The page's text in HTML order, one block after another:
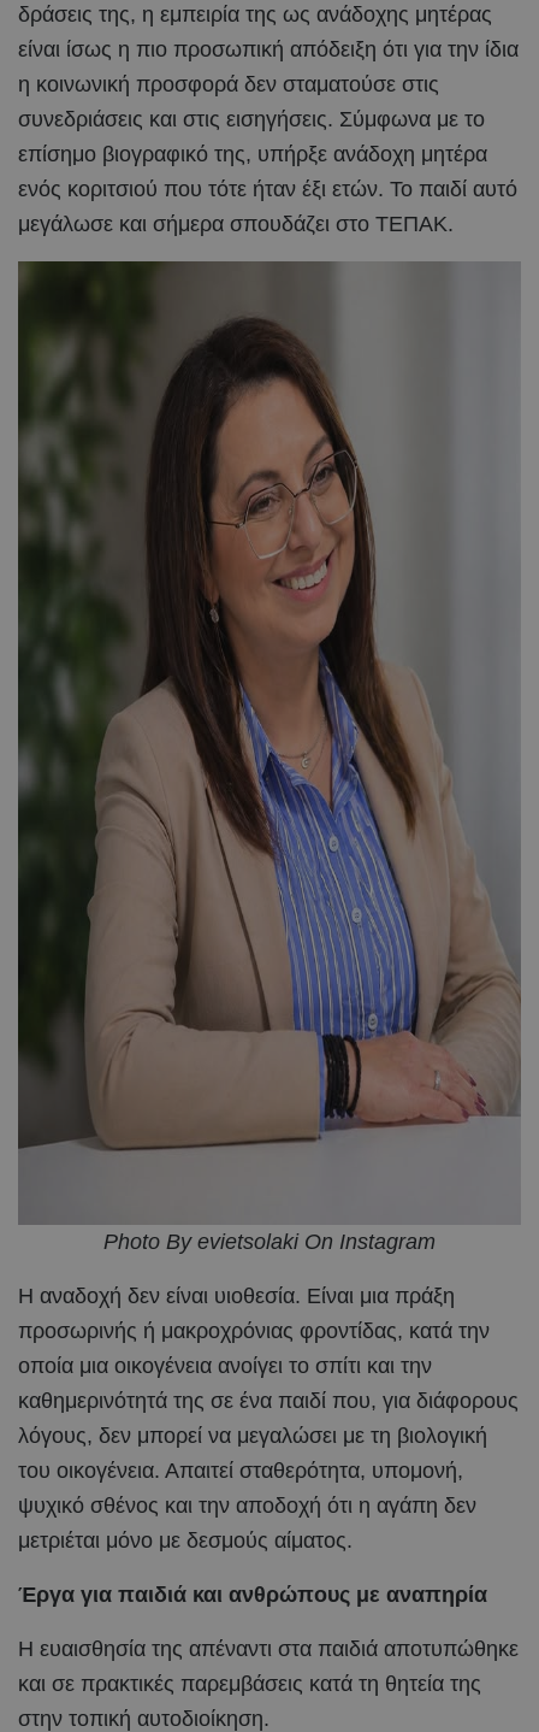
δράσεις της, η εμπειρία της ως ανάδοχης μητέρας
είναι ίσως η πιο προσωπική απόδειξη ότι για την ίδια
η κοινωνική προσφορά δεν σταματούσε στις
συνεδριάσεις και στις εισηγήσεις. Σύμφωνα με το
επίσημο βιογραφικό της, υπήρξε ανάδοχη μητέρα
ενός κοριτσιού που τότε ήταν έξι ετών. Το παιδί αυτό
μεγάλωσε και σήμερα σπουδάζει στο ΤΕΠΑΚ.
Photo By evietsolaki On Instagram
Η αναδοχή δεν είναι υιοθεσία. Είναι μια πράξη
προσωρινής ή μακροχρόνιας φροντίδας, κατά την
οποία μια οικογένεια ανοίγει το σπίτι και την
καθημερινότητά της σε ένα παιδί που, για διάφορους
λόγους, δεν μπορεί να μεγαλώσει με τη βιολογική
του οικογένεια. Απαιτεί σταθερότητα, υπομονή,
ψυχικό σθένος και την αποδοχή ότι η αγάπη δεν
μετριέται μόνο με δεσμούς αίματος.
Έργα για παιδιά και ανθρώπους με αναπηρία
Η ευαισθησία της απέναντι στα παιδιά αποτυπώθηκε
και σε πρακτικές παρεμβάσεις κατά τη θητεία της
στην τοπική αυτοδιοίκηση.